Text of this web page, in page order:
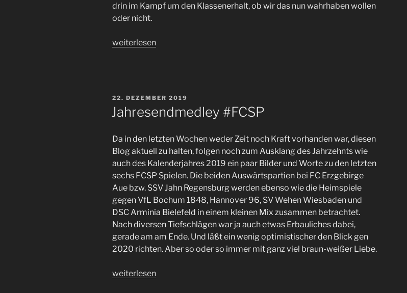
drin im Kampf um den Klassenerhalt, ob wir das nun wahrhaben wollen
oder nicht.
„Mit
steckt
der
im
Kampf
um
den
Klassenerhalt“
weiterlesen
VERÖFFENTLICHT
AM
22. DEZEMBER 2019
Jahresendmedley #FCSP
Da in den letzten Wochen weder Zeit noch Kraft vorhanden war, diesen
Blog aktuell zu halten, folgen noch zum Ausklang des Jahrzehnts wie
auch des Kalenderjahres 2019 ein paar Bilder und Worte zu den letzten
sechs FCSP Spielen. Die beiden Auswärtspartien bei FC Erzgebirge
Aue bzw. SSV Jahn Regensburg werden ebenso wie die Heimspiele
gegen VfL Bochum 1848, Hannover 96, SV Wehen Wiesbaden und
DSC Arminia Bielefeld in einem kleinen Mix zusammen betrachtet.
Nach diversen Tiefschlägen war ja auch etwas Erbauliches dabei,
gerade am am Ende. Und läßt ein wenig optimistischer den Blick gen
2020 richten. Aber so oder so immer mit ganz viel braun-weißer Liebe.
„Jahresendmedley
weiterlesen